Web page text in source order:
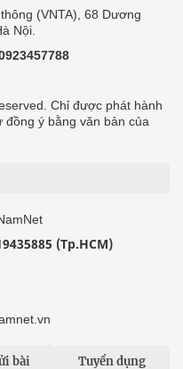
(VNTA), 68 Dương
Nội.
Chỉ được phát hành
đồng ý bằng văn bản của
(Tp.HCM)
bài Tuyển dụng